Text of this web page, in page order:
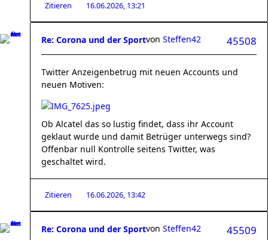
Zitieren 16.06.2026, 13:21
Re: Corona und der Sport 45508
von Steffen42
Twitter Anzeigenbetrug mit neuen Accounts und
neuen Motiven:
Ob Alcatel das so lustig findet, dass ihr Account
geklaut wurde und damit Betrüger unterwegs sind?
Offenbar null Kontrolle seitens Twitter, was
geschaltet wird.
Zitieren 16.06.2026, 13:42
Re: Corona und der Sport 45509
von Steffen42